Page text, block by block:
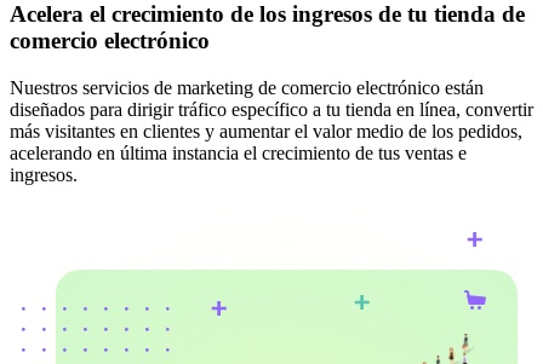
Acelera el crecimiento de los ingresos de tu tienda de
comercio electrónico
Nuestros servicios de marketing de comercio electrónico están
diseñados para dirigir tráfico específico a tu tienda en línea, convertir
más visitantes en clientes y aumentar el valor medio de los pedidos,
acelerando en última instancia el crecimiento de tus ventas e
ingresos.